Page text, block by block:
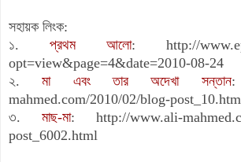
সহায়ক লিংক:
১. প্রথম আলো: http://
opt=view&page=4&date=2010-08-24
২.মা এবং তার অদেখা সন্তান
mahmed.com/2010/02/blog-
৩. মাছ-মা: http://www.ali-
post_6002.html